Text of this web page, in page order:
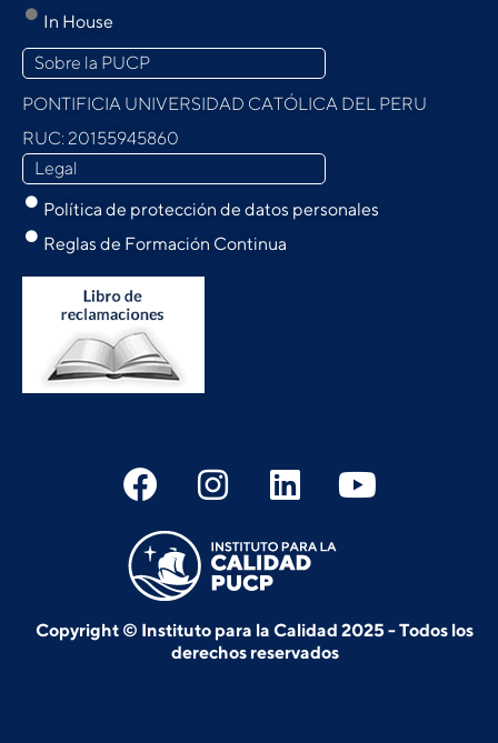
In House
Sobre la PUCP
PONTIFICIA UNIVERSIDAD CATÓLICA DEL PERU
RUC: 20155945860
Legal
Política de protección de datos personales
Reglas de Formación Continua
Copyright © Instituto para la Calidad 2025 - Todos los
derechos reservados